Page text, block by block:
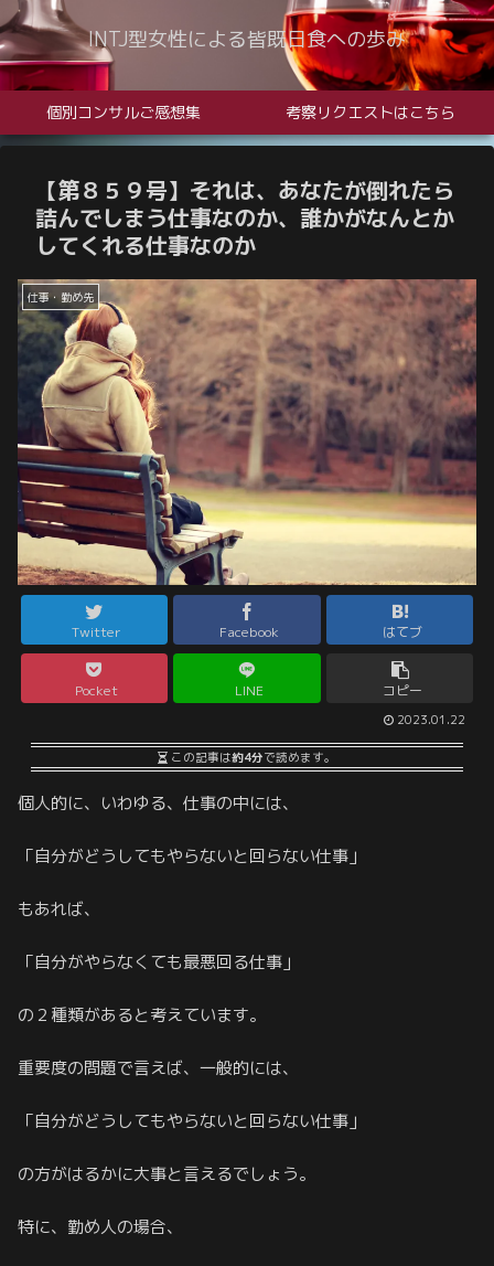
INTJ型女性による皆既日食への歩み
個別コンサルご感想集 考察リクエストはこちら
【第８５９号】それは、あなたが倒れたら
詰んでしまう仕事なのか、誰かがなんとか
してくれる仕事なのか
仕事・勤め先
Twitter Facebook はてブ
Pocket LINE コピー
2023.01.22
この記事は約4分で読めます。
個人的に、いわゆる、仕事の中には、
「自分がどうしてもやらないと回らない仕事」
もあれば、
「自分がやらなくても最悪回る仕事」
の２種類があると考えています。
重要度の問題で言えば、一般的には、
「自分がどうしてもやらないと回らない仕事」
の方がはるかに大事と言えるでしょう。
特に、勤め人の場合、